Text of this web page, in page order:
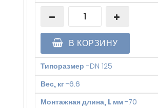
В КОРЗИНУ
Типоразмер -DN 125
Вес, кг-6.6
Монтажная длина, L мм-70